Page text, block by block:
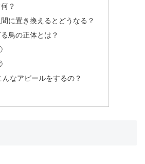
？
に置き換えるとどうなる？
鳥の正体とは？
んなアピールをするの？